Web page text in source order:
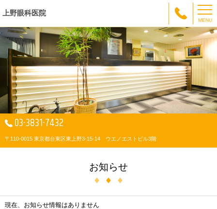
上野眼科医院
MENU
03-3831-7432
〒110-0015 東京都台東区東上野3-15-14 ウエノエストビル3階
お知らせ
現在、お知らせ情報はありません